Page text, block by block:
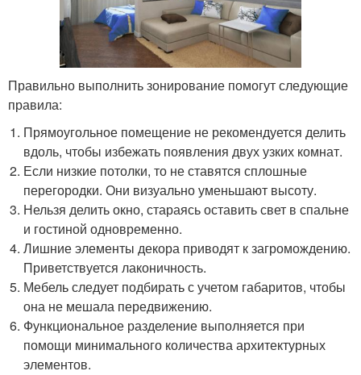
Правильно выполнить зонирование помогут следующие
правила:
Прямоугольное помещение не рекомендуется делить
вдоль, чтобы избежать появления двух узких комнат.
Если низкие потолки, то не ставятся сплошные
перегородки. Они визуально уменьшают высоту.
Нельзя делить окно, стараясь оставить свет в спальне
и гостиной одновременно.
Лишние элементы декора приводят к загромождению.
Приветствуется лаконичность.
Мебель следует подбирать с учетом габаритов, чтобы
она не мешала передвижению.
Функциональное разделение выполняется при
помощи минимального количества архитектурных
элементов.